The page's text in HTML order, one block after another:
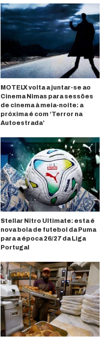
MOTELX volta a juntar-se ao
Cinema Nimas para sessões
de cinema à meia-noite: a
próxima é com ‘Terror na
Autoestrada’
Stellar Nitro Ultimate: esta é
nova bola de futebol da Puma
para a época 26/27 da Liga
Portugal